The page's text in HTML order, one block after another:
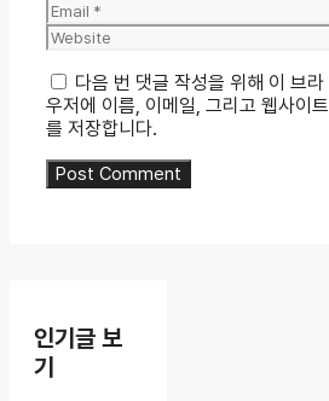
Email
Website
다음 번 댓글 작성을 위해 이 브라
우저에 이름, 이메일, 그리고 웹사이트
를 저장합니다.
인기글 보
기